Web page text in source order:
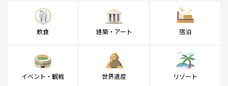
飲食 建築・アート 宿泊
イベント・観戦 世界遺産 リゾート